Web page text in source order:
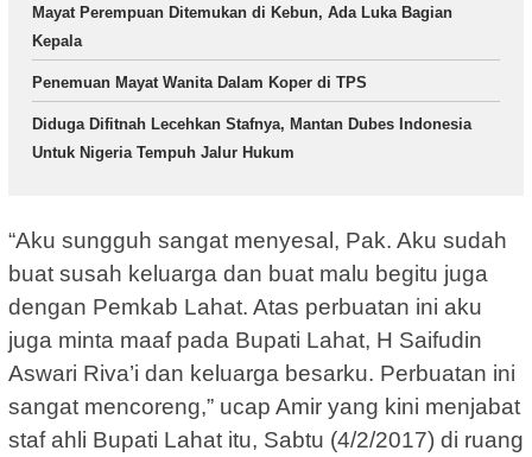
Mayat Perempuan Ditemukan di Kebun, Ada Luka Bagian
Kepala
Penemuan Mayat Wanita Dalam Koper di TPS
Diduga Difitnah Lecehkan Stafnya, Mantan Dubes Indonesia
Untuk Nigeria Tempuh Jalur Hukum
“Aku sungguh sangat menyesal, Pak. Aku sudah
buat susah keluarga dan buat malu begitu juga
dengan Pemkab Lahat. Atas perbuatan ini aku
juga minta maaf pada Bupati Lahat, H Saifudin
Aswari Riva’i dan keluarga besarku. Perbuatan ini
sangat mencoreng,” ucap Amir yang kini menjabat
staf ahli Bupati Lahat itu, Sabtu (4/2/2017) di ruang